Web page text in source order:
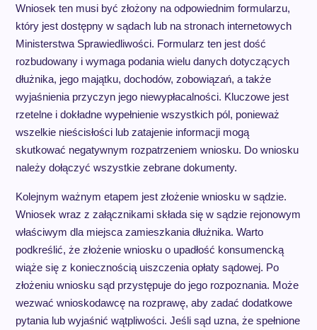
Wniosek ten musi być złożony na odpowiednim formularzu,
który jest dostępny w sądach lub na stronach internetowych
Ministerstwa Sprawiedliwości. Formularz ten jest dość
rozbudowany i wymaga podania wielu danych dotyczących
dłużnika, jego majątku, dochodów, zobowiązań, a także
wyjaśnienia przyczyn jego niewypłacalności. Kluczowe jest
rzetelne i dokładne wypełnienie wszystkich pól, ponieważ
wszelkie nieścisłości lub zatajenie informacji mogą
skutkować negatywnym rozpatrzeniem wniosku. Do wniosku
należy dołączyć wszystkie zebrane dokumenty.
Kolejnym ważnym etapem jest złożenie wniosku w sądzie.
Wniosek wraz z załącznikami składa się w sądzie rejonowym
właściwym dla miejsca zamieszkania dłużnika. Warto
podkreślić, że złożenie wniosku o upadłość konsumencką
wiąże się z koniecznością uiszczenia opłaty sądowej. Po
złożeniu wniosku sąd przystępuje do jego rozpoznania. Może
wezwać wnioskodawcę na rozprawę, aby zadać dodatkowe
pytania lub wyjaśnić wątpliwości. Jeśli sąd uzna, że spełnione